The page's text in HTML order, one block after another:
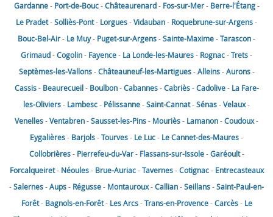
Gardanne- Port-de-Bouc-Châteaurenard- Fos-sur-Mer- Berre-l'Étang-
Le Pradet-Solliès-Pont- Lorgues-Vidauban- Roquebrune-sur-Argens-
Bouc-Bel-Air- Le Muy- Puget-sur-Argens-Sainte-Maxime-Tarascon-
Grimaud-Cogolin- Fayence- La Londe-les-Maures- Rognac-Trets-
Septèmes-les-Vallons-Châteauneuf-les-Martigues-Alleins-Aurons-
Cassis- Beaurecueil- Boulbon-Cabannes-Cabriès-Cadolive- La Fare-
les-Oliviers- Lambesc- Pélissanne-Saint-Cannat-Sénas-Velaux-
Venelles-Ventabren-Sausset-les-Pins- Mouriès- Lamanon-Coudoux-
Eygalières- Barjols-Tourves- Le Luc- Le Cannet-des-Maures-
Collobrières- Pierrefeu-du-Var- Flassans-sur-Issole-Garéoult-
Forcalqueiret- Néoules- Brue-Auriac-Tavernes-Cotignac- Entrecasteaux
-Salernes-Aups- Régusse- Montauroux-Callian-Seillans-Saint-Paul-en-
Forêt- Bagnols-en-Forêt- Les Arcs-Trans-en-Provence-Carcès- Le